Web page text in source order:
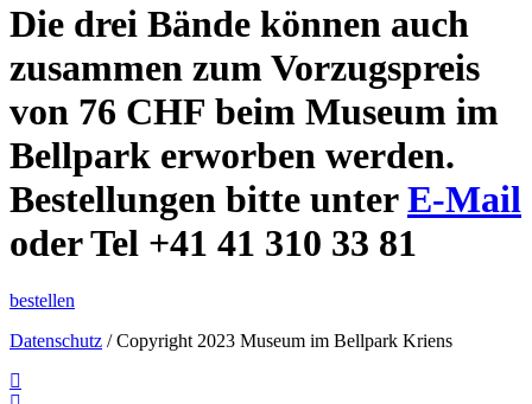
Die drei Bände können auch
zusammen zum Vorzugspreis
von 76 CHF beim Museum im
Bellpark erworben werden.
Bestellungen bitte unterE-Mail
oder Tel +41 41 310 33 81
bestellen
Datenschutz / Copyright 2023 Museum im Bellpark Kriens